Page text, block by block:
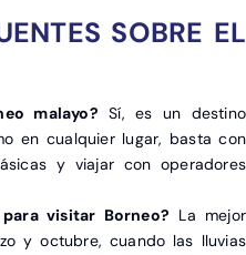
SOBRE EL
malayo? Sí, es un destino
en cualquier lugar, basta con
y viajar con operadores
visitar Borneo? La mejor
y octubre, cuando las lluvias